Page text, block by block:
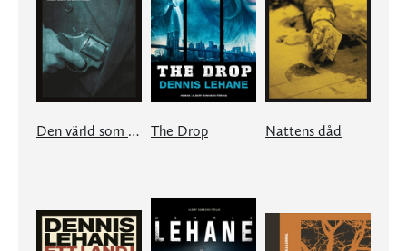
Den värld som var vår The Drop Nattens dåd